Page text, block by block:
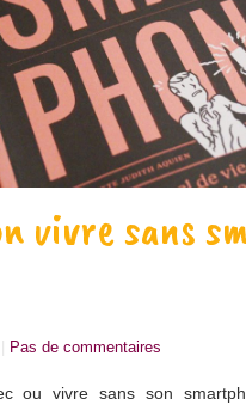
vivre sans
Pas de commentaires
ou vivre sans son